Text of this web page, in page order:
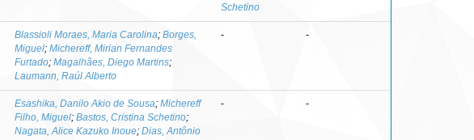
Schetino
Blassioli Moraes, Maria Carolina; Borges,
Miguel; Michereff, Mirian Fernandes
Furtado; Magalhães, Diego Martins;
Laumann, Raúl Alberto
- -
Esashika, Danilo Akio de Sousa; Michereff
Filho, Miguel; Bastos, Cristina Schetino;
Nagata, Alice Kazuko Inoue; Dias, Antônio
- -